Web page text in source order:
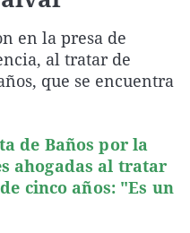
Gente viajera
Como el perro y el
Retornados
Equipo de
Galicia
La Rioja
País Vasco
Televisión
Elecciones
en la presa de
al tratar de
que se encuentra
de Baños por la
ahogadas al tratar
cinco años: "Es un